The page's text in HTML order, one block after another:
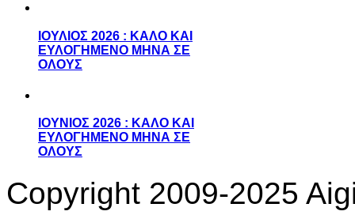
ΙΟΥΛΙΟΣ 2026 : ΚΑΛΟ ΚΑΙ
ΕΥΛΟΓΗΜΕΝΟ ΜΗΝΑ ΣΕ
ΟΛΟΥΣ
ΙΟΥΝΙΟΣ 2026 : ΚΑΛΟ ΚΑΙ
ΕΥΛΟΓΗΜΕΝΟ ΜΗΝΑ ΣΕ
ΟΛΟΥΣ
Copyright 2009-2025